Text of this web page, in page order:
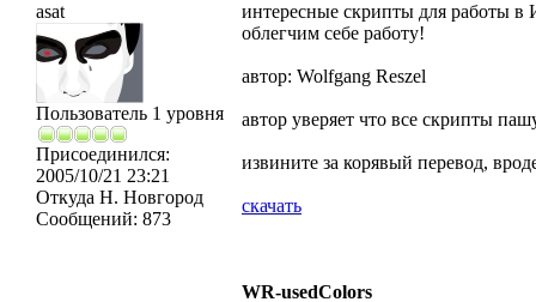
asat
Пользователь 1 уровня
Присоединился:
2005/10/21 23:21
Откуда Н. Новгород
Сообщений: 873
интересные скрипты для работы в
облегчим себе работу!
автор: Wolfgang Reszel
автор уверяет что все скрипты
извините за корявый перевод,
скачать
WR-usedColors